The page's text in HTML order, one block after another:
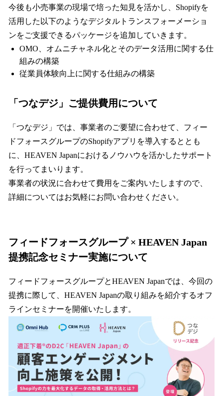
今後も小売事業の現場で培った知見を活かし、Shopifyを
活用した以下のようなデジタルトランスフォーメーショ
ンをご支援できるパッケージを追加していきます。
OMO、オムニチャネル化とそのデータ活用に関する仕
組みの構築
従業員体験向上に関する仕組みの構築
「つなデジ」ご提供費用について
「つなデジ」では、事業者のご要望に合わせて、フィー
ドフォースグループのShopifyアプリを導入するととも
に、HEAVEN Japanにおけるノウハウを活かしたサポート
を行ってまいります。
事業者の状況に合わせて費用をご案内いたしますので、
詳細についてはお気軽にお問い合わせください。
フィードフォースグループ × HEAVEN Japan
提携記念セミナー実施について
フィードフォースグループとHEAVEN Japanでは、今回の
提携に際して、HEAVEN Japanの取り組みを紹介するオフ
ラインセミナーを開催いたします。